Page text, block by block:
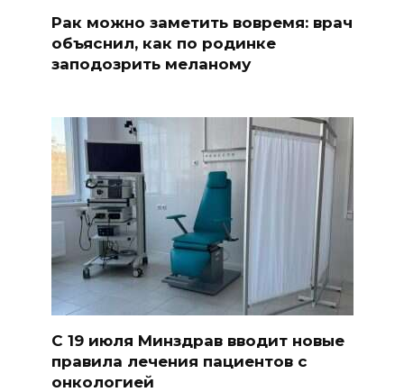
Рак можно заметить вовремя: врач
объяснил, как по родинке
заподозрить меланому
С 19 июля Минздрав вводит новые
правила лечения пациентов с
онкологией